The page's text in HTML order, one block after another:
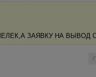
ЗАЯВКУ НА